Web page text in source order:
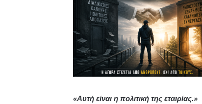
«Αυτή είναι η πολιτική της εταιρίας.»